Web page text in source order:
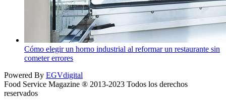
Cómo elegir un horno industrial al reformar un restaurante sin
cometer errores
Powered By EGVdigital
Food Service Magazine ® 2013-2023 Todos los derechos
reservados